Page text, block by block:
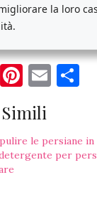
la loro
TwitterEmail
le persiane
per